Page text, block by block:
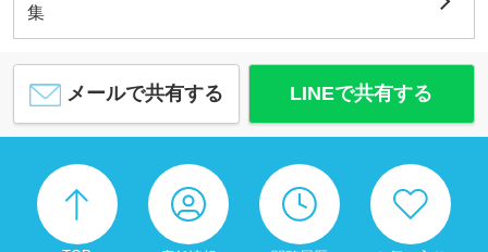
集
メールで共有する LINEで共有する